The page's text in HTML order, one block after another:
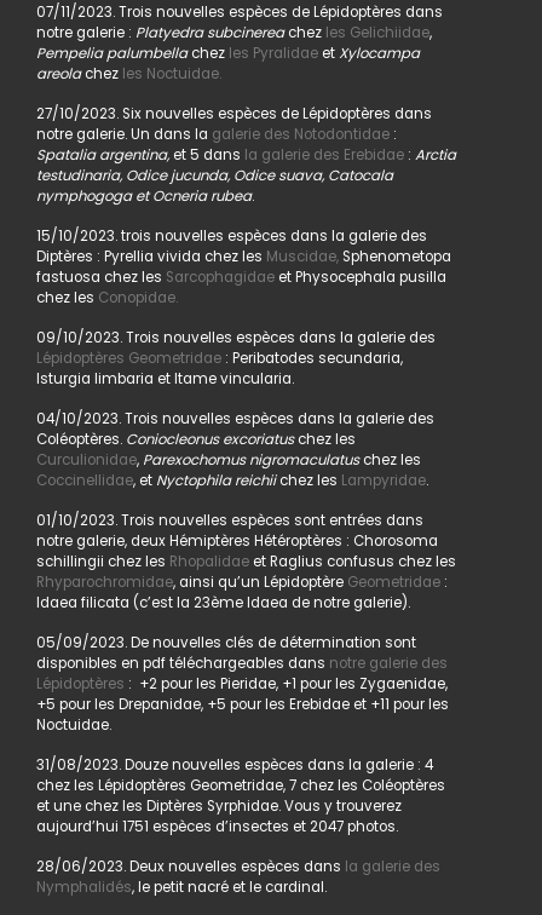
07/11/2023. Trois nouvelles espèces de Lépidoptères dans
notre galerie : Platyedra subcinereachez les Gelichiidae,
Pempelia palumbellachez les PyralidaeetXylocampa
areolachez les Noctuidae.
27/10/2023. Six nouvelles espèces de Lépidoptères dans
notre galerie. Un dans la galerie des Notodontidae:
Spatalia argentina, et 5 dans la galerie des Erebidae: Arctia
testudinaria, Odice jucunda, Odice suava, Catocala
nymphogoga et Ocneria rubea.
15/10/2023. trois nouvelles espèces dans la galerie des
Diptères : Pyrellia vivida chez les Muscidae,Sphenometopa
fastuosa chez les Sarcophagidaeet Physocephala pusilla
chez les Conopidae.
09/10/2023. Trois nouvelles espèces dans la galerie des
Lépidoptères Geometridae: Peribatodes secundaria,
Isturgia limbaria et Itame vincularia.
04/10/2023. Trois nouvelles espèces dans la galerie des
Coléoptères. Coniocleonus excoriatuschez les
Curculionidae, Parexochomus nigromaculatuschez les
Coccinellidae, et Nyctophila reichiichez les Lampyridae.
01/10/2023. Trois nouvelles espèces sont entrées dans
notre galerie, deux Hémiptères Hétéroptères : Chorosoma
schillingii chez les Rhopalidaeet Raglius confusus chez les
Rhyparochromidae, ainsi qu’un Lépidoptère Geometridae:
Idaea filicata (c’est la 23ème Idaea de notre galerie).
05/09/2023. De nouvelles clés de détermination sont
disponibles en pdf téléchargeables dans notre galerie des
Lépidoptères : +2 pour les Pieridae, +1 pour les Zygaenidae,
+5 pour les Drepanidae, +5 pour les Erebidae et +11 pour les
Noctuidae.
31/08/2023. Douze nouvelles espèces dans la galerie : 4
chez les Lépidoptères Geometridae, 7 chez les Coléoptères
et une chez les Diptères Syrphidae. Vous y trouverez
aujourd’hui 1751 espèces d’insectes et 2047 photos.
28/06/2023. Deux nouvelles espèces dans la galerie des
Nymphalidés, le petit nacré et le cardinal.